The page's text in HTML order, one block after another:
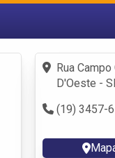
Fazer login
Criar conta
Rua
D'Oeste -
(19) 3457-